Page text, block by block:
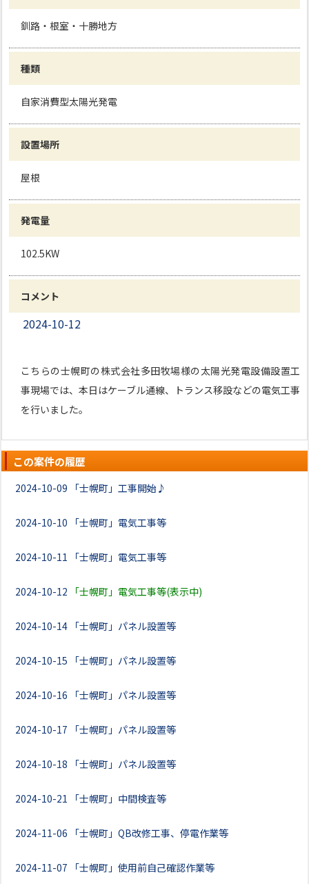
釧路・根室・十勝地方
種類
自家消費型太陽光発電
設置場所
屋根
発電量
102.5KW
コメント
2024-10-12
こちらの士幌町の株式会社多田牧場様の太陽光発電設備設置工
事現場では、本日はケーブル通線、トランス移設などの電気工事
を行いました。
この案件の履歴
2024-10-09 「士幌町」工事開始♪
2024-10-10 「士幌町」電気工事等
2024-10-11 「士幌町」電気工事等
2024-10-12 「士幌町」電気工事等(表示中)
2024-10-14 「士幌町」パネル設置等
2024-10-15 「士幌町」パネル設置等
2024-10-16 「士幌町」パネル設置等
2024-10-17 「士幌町」パネル設置等
2024-10-18 「士幌町」パネル設置等
2024-10-21 「士幌町」中間検査等
2024-11-06 「士幌町」QB改修工事、停電作業等
2024-11-07 「士幌町」使用前自己確認作業等